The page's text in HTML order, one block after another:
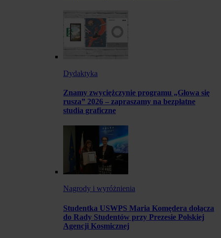
Dydaktyka
Znamy zwyciężczynie programu „Głowa się
rusza” 2026 – zapraszamy na bezpłatne
studia graficzne
Nagrody i wyróżnienia
Studentka USWPS Maria Komędera dołącza
do Rady Studentów przy Prezesie Polskiej
Agencji Kosmicznej